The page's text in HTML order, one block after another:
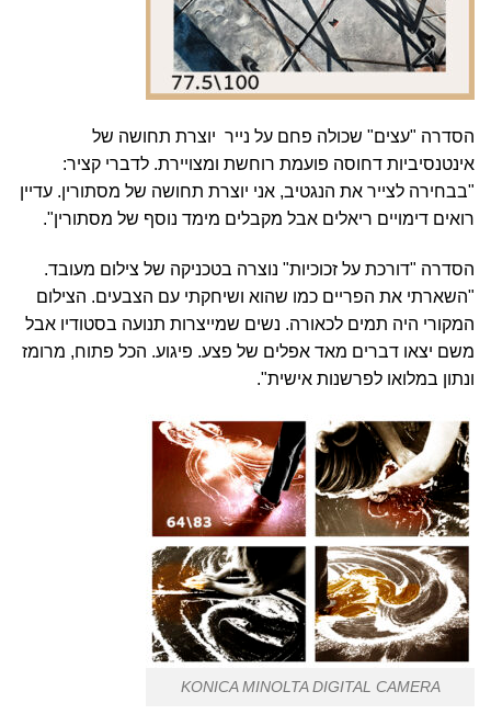
הסדרה "עצים" שכולה פחם על נייר יוצרת תחושה של
אינטנסיביות דחוסה פועמת רוחשת ומצויירת. לדברי קציר:
"בבחירה לצייר את הנגטיב, אני יוצרת תחושה של מסתורין. עדיין
רואים דימויים ריאלים אבל מקבלים מימד נוסף של מסתורין".
הסדרה "דורכת על זכוכיות" נוצרה בטכניקה של צילום מעובד.
"השארתי את הפריים כמו שהוא ושיחקתי עם הצבעים. הצילום
המקורי היה תמים לכאורה. נשים שמייצרות תנועה בסטודיו אבל
משם יצאו דברים מאד אפלים של פצע. פיגוע. הכל פתוח, מרומז
ונתון במלואו לפרשנות אישית".
KONICA MINOLTA DIGITAL CAMERA